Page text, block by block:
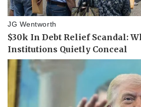
Pháp luật
Vụ án
Tin nóng
Vũ
Phân